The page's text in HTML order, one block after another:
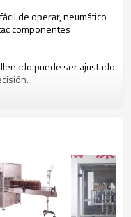
de operar, neumático
componentes
puede serajustado
.